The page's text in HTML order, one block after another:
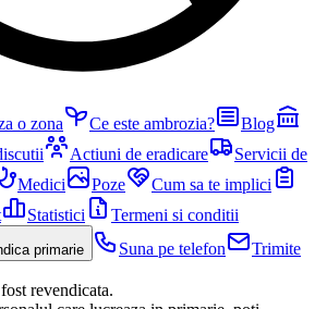
o zona Ce este ambrozia?
Blog
Actiuni de eradicare
Servicii de
Medici Poze
Cum sa te implici
Statistici Termeni si conditii
primarie Suna pe telefon
Trimite
revendicata.